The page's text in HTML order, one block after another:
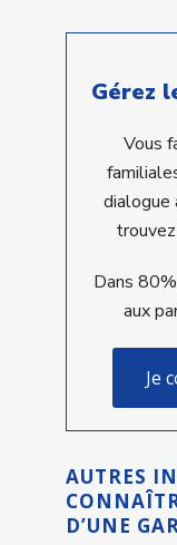
Gérez
Vous
dialogue
Dans
aux
Je
AUTRES
D’UNE